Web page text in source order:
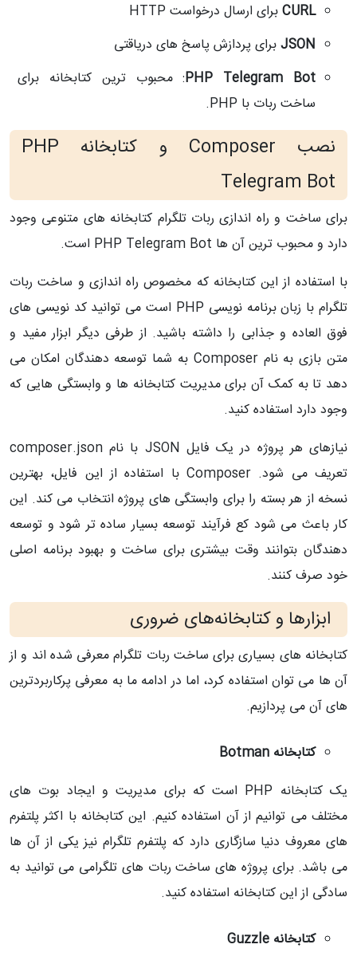
CURLبرای ارسال درخواست HTTP
JSONبرای پردازش پاسخ های دریاقتی
PHP Telegram Bot: محبوب‌ ترین کتابخانه برای
ساخت ربات با PHP.
نصب Composer و کتابخانه PHP
Telegram Bot
برای ساخت و راه اندازی ربات تلگرام کتابخانه های متنوعی وجود
دارد و محبوب ترین آن ها PHP Telegram Bot است.
با استفاده از این کتابخانه که مخصوص راه اندازی و ساخت ربات
تلگرام با زبان برنامه نویسی
PHP است می توانید کد نویسی های
فوق العاده و جذابی را داشته باشید. از طرفی دیگر ابزار مفید و
متن بازی به نام Composer به شما توسعه دهندگان امکان می
دهد تا به کمک آن برای مدیریت کتابخانه ها و وابستگی هایی که
وجود دارد استفاده کنید.
نیازهای هر پروژه
در یک فایل JSON با نام composer.json
تعریف می شود. Composer با استفاده از این فایل، بهترین
نسخه از هر بسته را برای وابستگی های پروژه انتخاب می کند. این
کار باعث می شود کع فرآیند توسعه بسیار ساده تر شود و توسعه
دهندگان بتوانند وقت بیشتری برای ساخت و بهبود برنامه اصلی
خود صرف کنند.
ابزارها و کتابخانه‌های ضروری
کتابخانه های بسیاری برای ساخت ربات تلگرام معرفی شده اند و از
آن ها می توان استفاده کرد، اما در ادامه ما به معرفی پرکاربردترین
های آن می پردازیم.
کتابخانه Botman
یک کتابخانه
PHP است که برای مدیریت و ایجاد بوت های
مختلف می توانیم از آن استفاده کنیم. این کتابخانه با اکثر پلتفرم
های معروف دنیا سازگاری دارد که پلتفرم تلگرام نیز یکی از آن ها
می باشد. برای پروژه های ساخت ربات های تلگرامی می توانید به
سادگی از این کتابخانه استفاده کنید.
کتابخانه Guzzle